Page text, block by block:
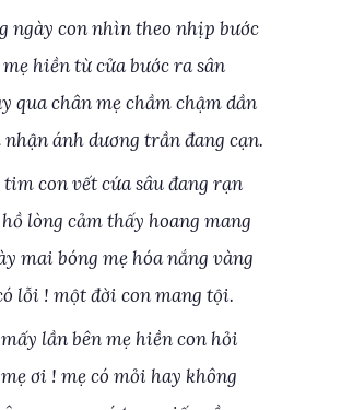
ngày con nhìn theo nhịp bước
hiền từ cửa bước ra sân
qua chân mẹ chầm chậm dần
nhận ánh dương trần đang cạn.
con vết cứa sâu đang rạn
lòng cảm thấy hoang mang
mai bóng mẹ hóa nắng vàng
lỗi ! một đời con mang tội.
lần bên mẹ hiền con hỏi
ơi ! mẹ có mỏi hay không